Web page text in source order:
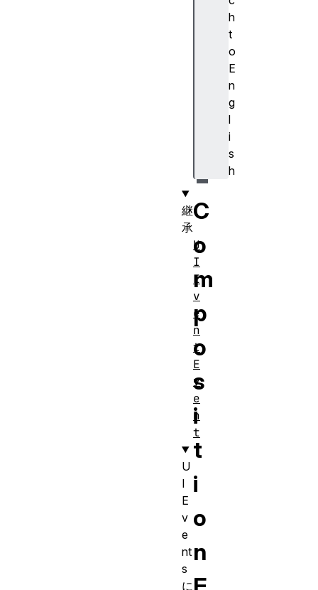
h
t
o
E
n
g
l
i
s
h
C
o
m
p
o
s
i
t
i
o
n
継
承
U
I
E
v
e
n
t
E
v
e
n
t
U
I
E
v
e
nt
s
に